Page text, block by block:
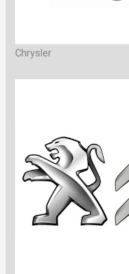
Chrysler